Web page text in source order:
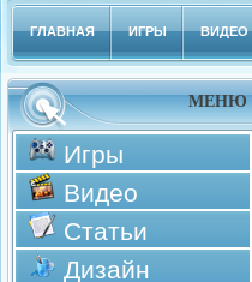
ГЛАВНАЯ ИГРЫ ВИДЕО
МЕНЮ
Игры
Видео
Статьи
Дизайн